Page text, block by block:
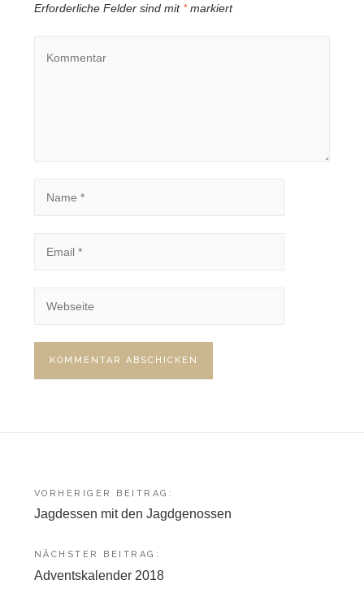
Erforderliche Felder sind mit *markiert
Beitragsnavigation
VORHERIGER BEITRAG:
Jagdessen mit den Jagdgenossen
NÄCHSTER BEITRAG:
Adventskalender 2018